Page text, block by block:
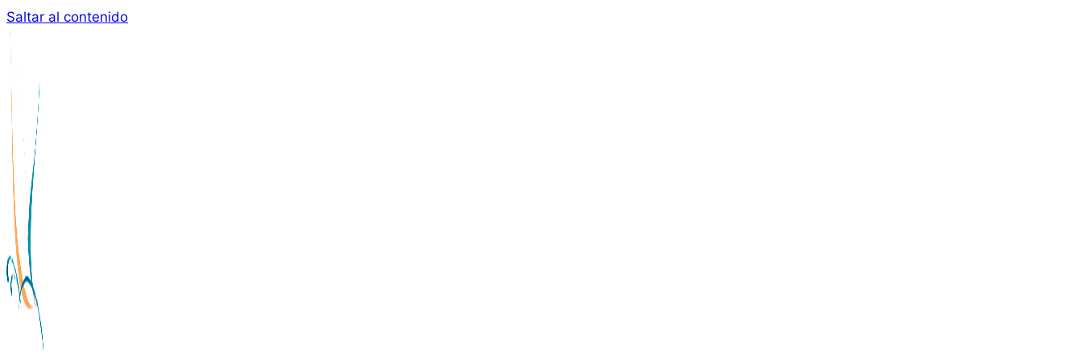
Saltar al contenido